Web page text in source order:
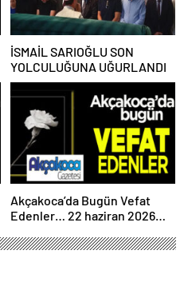
İSMAİL SARIOĞLU SON
YOLCULUĞUNA UĞURLANDI
Akçakoca’da Bugün Vefat
Edenler… 22 haziran 2026